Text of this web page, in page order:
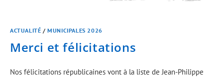
ACTUALITÉ /MUNICIPALES 2026
Merci et félicitations
Nos félicitations républicaines vont à la liste de Jean-Philippe